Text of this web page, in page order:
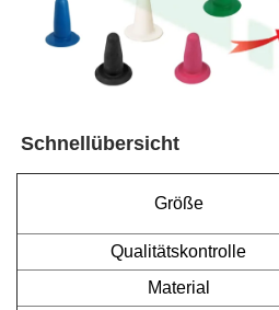
Schnellübersicht
Größe
Qualitätskontrolle
Material